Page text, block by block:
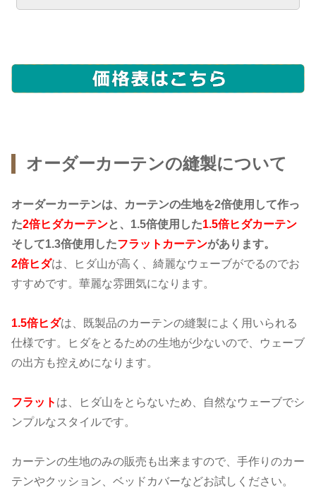
オーダーカーテンの縫製について
オーダーカーテンは、カーテンの生地を2倍使用して作っ
た2倍ヒダカーテンと、1.5倍使用した1.5倍ヒダカーテン
そして1.3倍使用したフラットカーテンがあります。
2倍ヒダは、ヒダ山が高く、綺麗なウェーブがでるのでお
すすめです。華麗な雰囲気になります。
1.5倍ヒダは、既製品のカーテンの縫製によく用いられる
仕様です。ヒダをとるための生地が少ないので、ウェーブ
の出方も控えめになります。
フラット は、ヒダ山をとらないため、自然なウェーブでシ
ンプルなスタイルです。
カーテンの生地のみの販売も出来ますので、手作りのカー
テンやクッション、ベッドカバーなどお試しください。